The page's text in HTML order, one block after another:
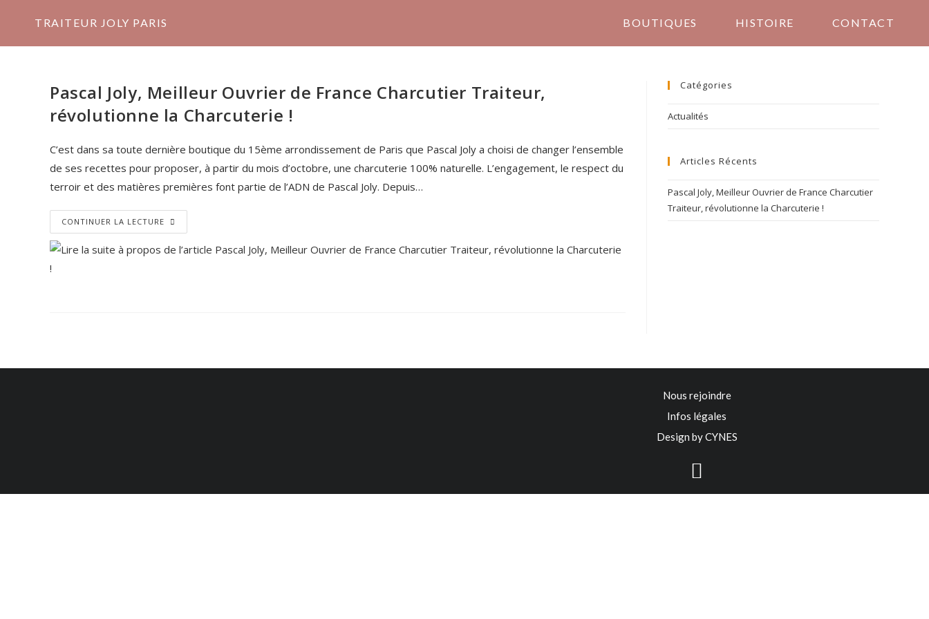
TRAITEUR JOLY PARIS BOUTIQUES HISTOIRE CONTACT
Pascal Joly, Meilleur Ouvrier de France Charcutier Traiteur,
révolutionne la Charcuterie !
C’est dans sa toute dernière boutique du 15ème arrondissement de Paris que Pascal Joly a choisi de changer l’ensemble
de ses recettes pour proposer, à partir du mois d’octobre, une charcuterie 100% naturelle. L’engagement, le respect du
terroir et des matières premières font partie de l’ADN de Pascal Joly. Depuis…
CONTINUER LA LECTURE
Catégories
Actualités
Articles Récents
Pascal Joly, Meilleur Ouvrier de France Charcutier
Traiteur, révolutionne la Charcuterie !
Nous rejoindre
Infos légales
Design by CYNES